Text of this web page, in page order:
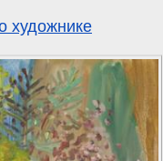
художнике